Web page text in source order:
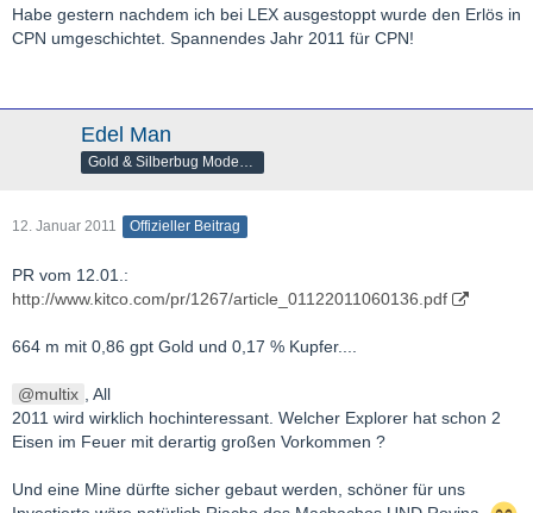
Habe gestern nachdem ich bei LEX ausgestoppt wurde den Erlös in
CPN umgeschichtet. Spannendes Jahr 2011 für CPN!
Edel Man
12. Januar 2011 Offizieller Beitrag
PR vom 12.01.:
http://www.kitco.com/pr/1267/article_01122011060136.pdf
664 m mit 0,86 gpt Gold und 0,17 % Kupfer....
multix
, All
2011 wird wirklich hochinteressant. Welcher Explorer hat schon 2
Eisen im Feuer mit derartig großen Vorkommen ?
Und eine Mine dürfte sicher gebaut werden, schöner für uns